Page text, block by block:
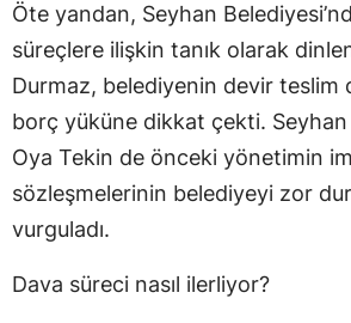
Öte yandan, Seyhan
süreçlere ilişkin tanık olarak
Durmaz, belediyenin devir teslim
borç yüküne dikkat çekti. Seyhan
Oya Tekin de önceki yönetimin
sözleşmelerinin belediyeyi zor
vurguladı.
Dava süreci nasıl ilerliyor?